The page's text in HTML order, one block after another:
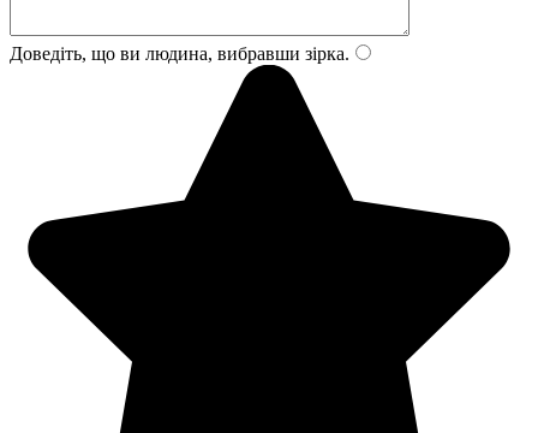
Доведіть, що ви людина, вибравши зірка.